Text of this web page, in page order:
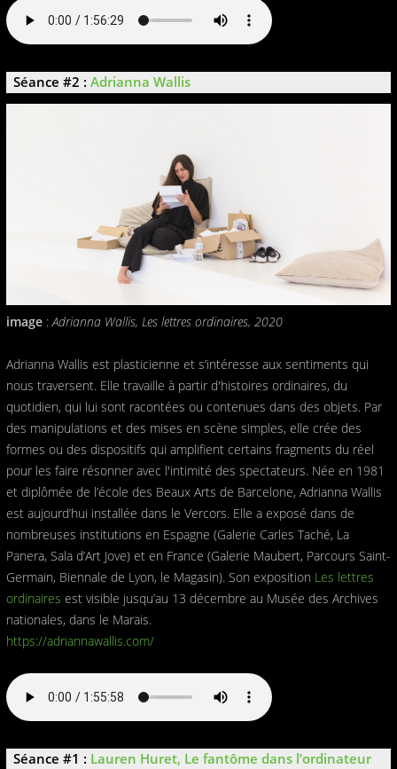
Séance #2 : Adrianna Wallis
image : Adrianna Wallis, Les lettres ordinaires, 2020
Adrianna Wallis est plasticienne et s’intéresse aux sentiments qui
nous traversent. Elle travaille à partir d'histoires ordinaires, du
quotidien, qui lui sont racontées ou contenues dans des objets. Par
des manipulations et des mises en scène simples, elle crée des
formes ou des dispositifs qui amplifient certains fragments du réel
pour les faire résonner avec l'intimité des spectateurs. Née en 1981
et diplômée de l’école des Beaux Arts de Barcelone, Adrianna Wallis
est aujourd’hui installée dans le Vercors. Elle a exposé dans de
nombreuses institutions en Espagne (Galerie Carles Taché, La
Panera, Sala d’Art Jove) et en France (Galerie Maubert, Parcours Saint-
Germain, Biennale de Lyon, le Magasin). Son exposition Les lettres
ordinaires est visible jusqu’au 13 décembre au Musée des Archives
nationales, dans le Marais.
https://adriannawallis.com/
Séance #1 : Lauren Huret, Le fantôme dans l’ordinateur